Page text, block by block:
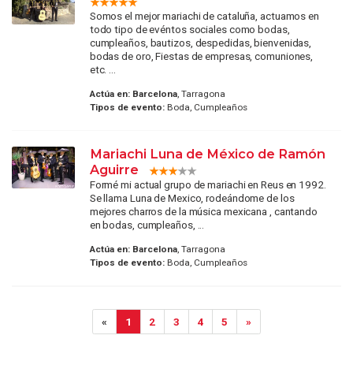
Somos el mejor mariachi de cataluña, actuamos en
todo tipo de evéntos sociales como bodas,
cumpleaños, bautizos, despedidas, bienvenidas,
bodas de oro, Fiestas de empresas, comuniones,
etc. ...
Actúa en: Barcelona, Tarragona
Tipos de evento:Boda, Cumpleaños
Mariachi Luna de México de Ramón
Aguirre
Formé mi actual grupo de mariachi en Reus en 1992.
Se llama Luna de Mexico, rodeándome de los
mejores charros de la música mexicana , cantando
en bodas, cumpleaños, ...
Actúa en: Barcelona, Tarragona
Tipos de evento:Boda, Cumpleaños
« 1 2 3 4 5 »